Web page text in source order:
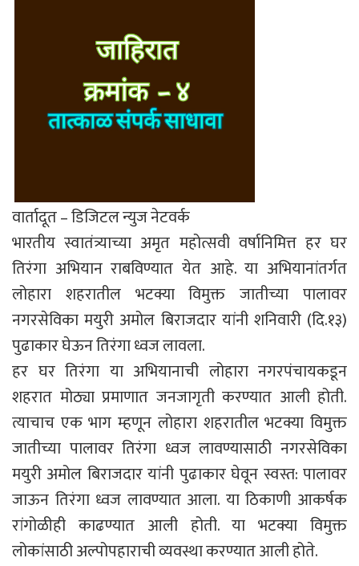
वार्तादूत – डिजिटल न्युज नेटवर्क
भारतीय स्वातंत्र्याच्या अमृत महोत्सवी वर्षानिमित्त हर घर
तिरंगा अभियान राबविण्यात येत आहे. या अभियानांतर्गत
लोहारा शहरातील भटक्या विमुक्त जातीच्या पालावर
नगरसेविका मयुरी अमोल बिराजदार यांनी शनिवारी (दि.१३)
पुढाकार घेऊन तिरंगा ध्वज लावला.
हर घर तिरंगा या अभियानाची लोहारा नगरपंचायकडून
शहरात मोठ्या प्रमाणात जनजागृती करण्यात आली होती.
त्याचाच एक भाग म्हणून लोहारा शहरातील भटक्या विमुक्त
जातीच्या पालावर तिरंगा ध्वज लावण्यासाठी नगरसेविका
मयुरी अमोल बिराजदार यांनी पुढाकार घेवून स्वस्त: पालावर
जाऊन तिरंगा ध्वज लावण्यात आला. या ठिकाणी आकर्षक
रांगोळीही काढण्यात आली होती. या भटक्या विमुक्त
लोकांसाठी अल्पोपहाराची व्यवस्था करण्यात आली होते.